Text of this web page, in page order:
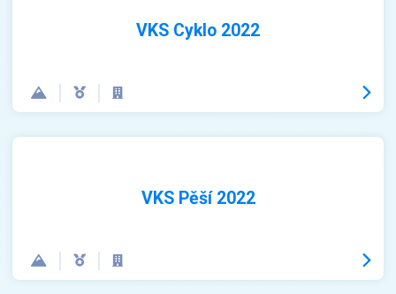
VKS Cyklo 2022
VKS Pěší 2022